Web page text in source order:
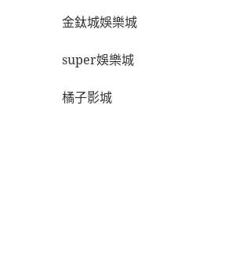
金鈦城娛樂城
super娛樂城
橘子影城